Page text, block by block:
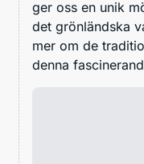
ger oss en unik
det grönländska
mer om de
denna